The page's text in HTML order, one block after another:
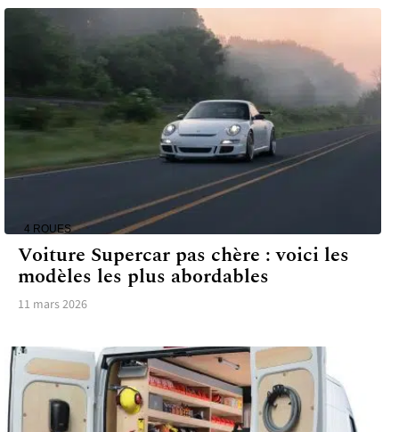
4 ROUES
Voiture Supercar pas chère : voici les
modèles les plus abordables
11 mars 2026